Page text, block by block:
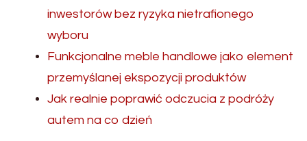
inwestorów bez ryzyka nietrafionego
wyboru
Funkcjonalne meble handlowe jako element
przemyślanej ekspozycji produktów
Jak realnie poprawić odczucia z podróży
autem na co dzień